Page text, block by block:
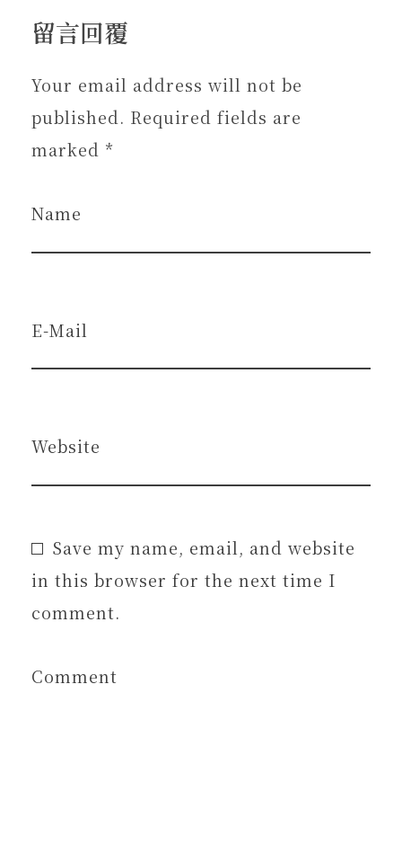
留言回覆
Your email address will not be
published. Required fields are
marked *
Name
E-Mail
Website
Save my name, email, and website
in this browser for the next time I
comment.
Comment